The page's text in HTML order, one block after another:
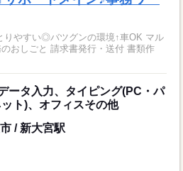
やすい◎バツグンの環境↑車OK マル
おしごと 請求書発行・送付 書類作
ータ入力、タイピング(PC・パ
ト)、オフィスその他
/ 新大宮駅